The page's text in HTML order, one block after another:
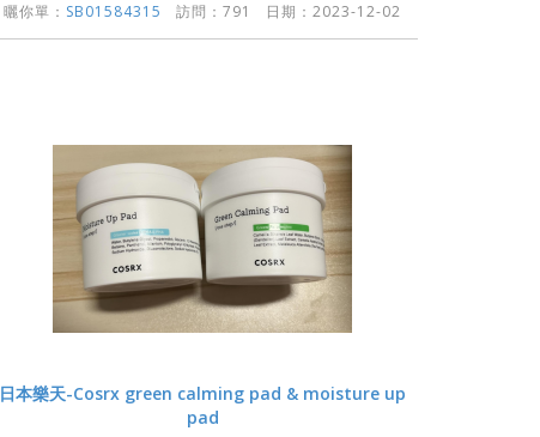
曬你單： SB01584315 訪問：791 日期：2023-12-02
日本樂天-Cosrx green calming pad & moisture up
pad